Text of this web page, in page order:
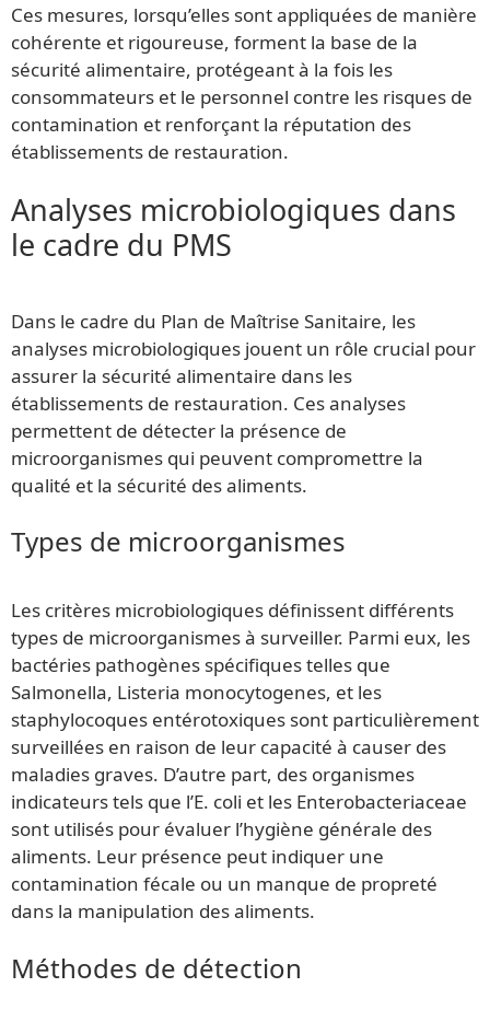
Ces mesures, lorsqu’elles sont appliquées de manière
cohérente et rigoureuse, forment la base de la
sécurité alimentaire, protégeant à la fois les
consommateurs et le personnel contre les risques de
contamination et renforçant la réputation des
établissements de restauration.
Analyses microbiologiques dans
le cadre du PMS
Dans le cadre du Plan de Maîtrise Sanitaire, les
analyses microbiologiques jouent un rôle crucial pour
assurer la sécurité alimentaire dans les
établissements de restauration. Ces analyses
permettent de détecter la présence de
microorganismes qui peuvent compromettre la
qualité et la sécurité des aliments.
Types de microorganismes
Les critères microbiologiques définissent différents
types de microorganismes à surveiller. Parmi eux, les
bactéries pathogènes spécifiques telles que
Salmonella, Listeria monocytogenes, et les
staphylocoques entérotoxiques sont particulièrement
surveillées en raison de leur capacité à causer des
maladies graves. D’autre part, des organismes
indicateurs tels que l’E. coli et les Enterobacteriaceae
sont utilisés pour évaluer l’hygiène générale des
aliments. Leur présence peut indiquer une
contamination fécale ou un manque de propreté
dans la manipulation des aliments.
Méthodes de détection